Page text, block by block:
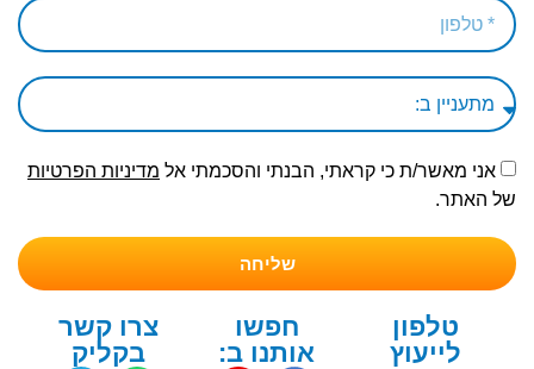
אני מאשר/ת כי קראתי, הבנתי והסכמתי אל מדיניות הפרטיות
של האתר.
שליחה
טלפון
לייעוץ
חפשו
אותנו ב:
צרו קשר
בקליק